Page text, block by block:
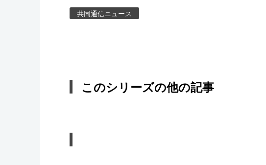
共同通信ニュース
このシリーズの他の記事